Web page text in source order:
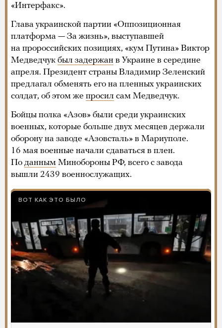
«Интерфакс».
Глава украинской партии «Оппозиционная
платформа — За жизнь», выступавшей
на пророссийских позициях, «кум Путина» Виктор
Медведчук был задержан в Украине в середине
апреля. Президент страны Владимир Зеленский
предлагал обменять его на пленных украинских
солдат, об этом же просил сам Медведчук.
Бойцы полка «Азов» были среди украинских
военных, которые больше двух месяцев держали
оборону на заводе «Азовсталь» в Мариуполе.
16 мая военные начали сдаваться в плен.
По данным Минобороны РФ, всего с завода
вышли 2439 военнослужащих.
ВОТ КАК ЭТО БЫЛО